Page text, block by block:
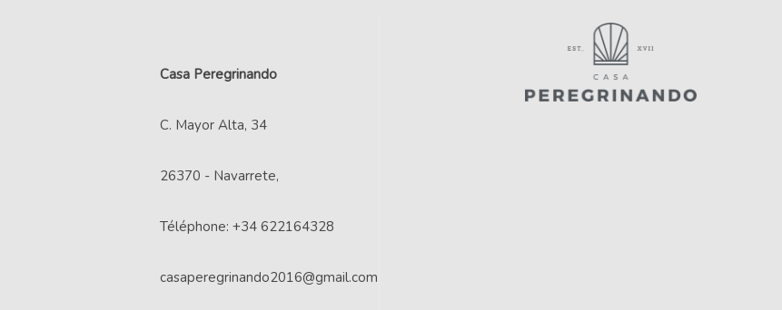
Casa Peregrinando
C. Mayor Alta, 34
26370 - Navarrete,
Téléphone: +34 622164328
casaperegrinando2016@gmail.com